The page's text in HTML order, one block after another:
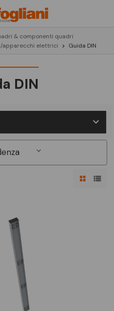
& componenti quadri
apparecchi elettrici
Guida DIN
DIN